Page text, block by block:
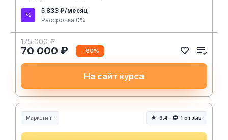
5 833 ₽/месяц
Рассрочка 0%
175 000 ₽
70 000 ₽ - 60%
На сайт курса
Маркетинг 9.4 1 отзыв